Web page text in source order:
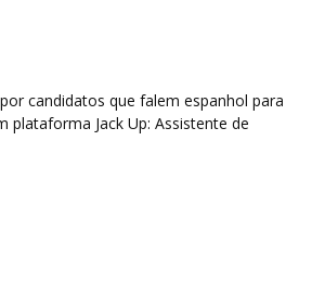
candidatos que falem espanhol para
plataforma Jack Up: Assistente de